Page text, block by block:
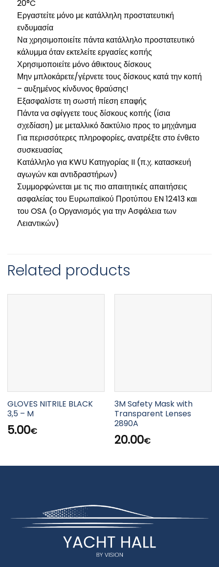
20°C
Εργαστείτε μόνο με κατάλληλη προστατευτική
ενδυμασία
Να χρησιμοποιείτε πάντα κατάλληλο προστατευτικό
κάλυμμα όταν εκτελείτε εργασίες κοπής
Χρησιμοποιείτε μόνο άθικτους δίσκους
Μην μπλοκάρετε/γέρνετε τους δίσκους κατά την κοπή
– αυξημένος κίνδυνος θραύσης!
Εξασφαλίστε τη σωστή πίεση επαφής
Πάντα να σφίγγετε τους δίσκους κοπής (ίσια
σχεδίαση) με μεταλλικό δακτύλιο προς το μηχάνημα
Για περισσότερες πληροφορίες, ανατρέξτε στο ένθετο
συσκευασίας
Κατάλληλο για KWU Κατηγορίας II (π.χ. κατασκευή
αγωγών και αντιδραστήρων)
Συμμορφώνεται με τις πιο απαιτητικές απαιτήσεις
ασφαλείας του Ευρωπαϊκού Προτύπου EN 12413 και
του OSA (ο Οργανισμός για την Ασφάλεια των
Λειαντικών)
Related products
GLOVES NITRILE BLACK
3,5 – M
5.00€
3M Safety Mask with
Transparent Lenses
2890A
20.00€